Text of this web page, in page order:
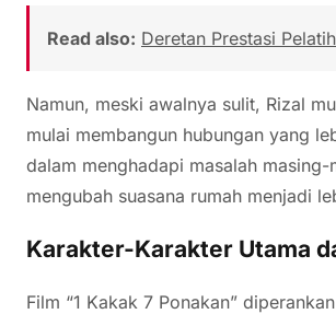
Read also: Deretan Prestasi
Namun, meski awalnya sulit, Rizal
mulai membangun hubungan yang
dalam menghadapi masalah
mengubah suasana rumah menjadi
Karakter-Karakter Utama
Film “1 Kakak 7 Ponakan”